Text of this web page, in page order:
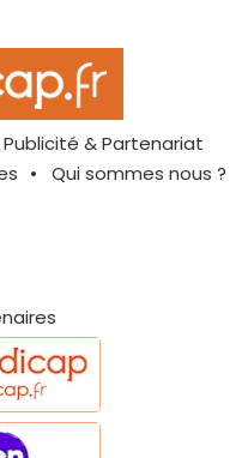
Publicité & Partenariat
Qui sommes nous ?